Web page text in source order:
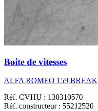
Boite de vitesses
ALFA ROMEO 159 BREAK
Réf. CVHU : 130310570
Réf. constructeur : 55212520